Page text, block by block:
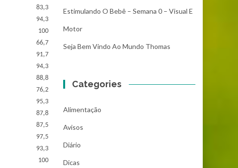
83,3
94,3
100
66,7
91,7
94,3
88,8
76,2
95,3
87,8
87,5
97,5
93,3
100
Estimulando O Bebê – Semana 0 – Visual E
Motor
Seja Bem Vindo Ao Mundo Thomas
Categories
Alimentação
Avisos
Diário
Dicas